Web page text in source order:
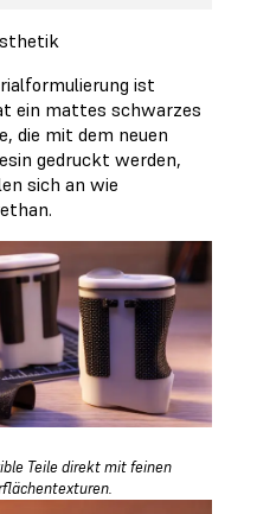
ist
ein mattes schwarzes
die mit dem neuen
gedruckt werden,
sich an wie
Teile direkt mit feinen